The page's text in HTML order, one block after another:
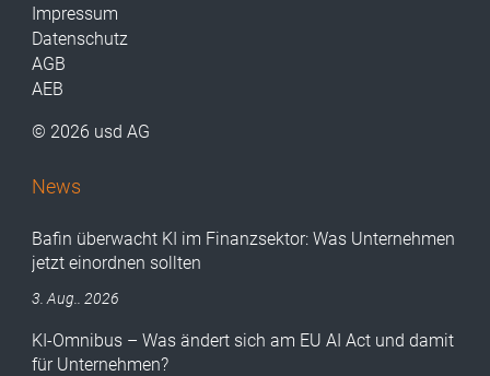
Impressum
Datenschutz
AGB
AEB
© 2026 usd AG
News
Bafin überwacht KI im Finanzsektor: Was Unternehmen
jetzt einordnen sollten
3. Aug.. 2026
KI-Omnibus – Was ändert sich am EU AI Act und damit
für Unternehmen?